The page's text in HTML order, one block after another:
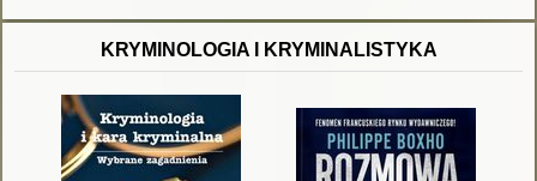
KRYMINOLOGIA I KRYMINALISTYKA